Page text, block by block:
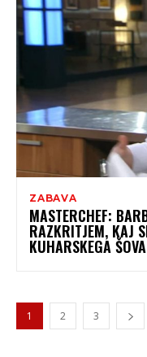
ZABAVA
MASTERCHEF:
RAZKRITJEM, KAJ
KUHARSKEGA ŠOVA
1 2 3